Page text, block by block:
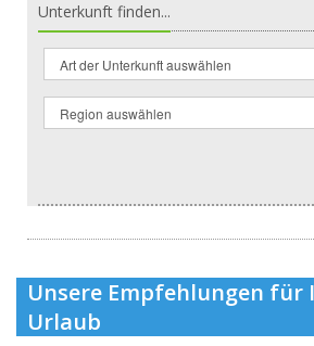
Unterkunft finden...
Unsere Empfehlungen für
Urlaub